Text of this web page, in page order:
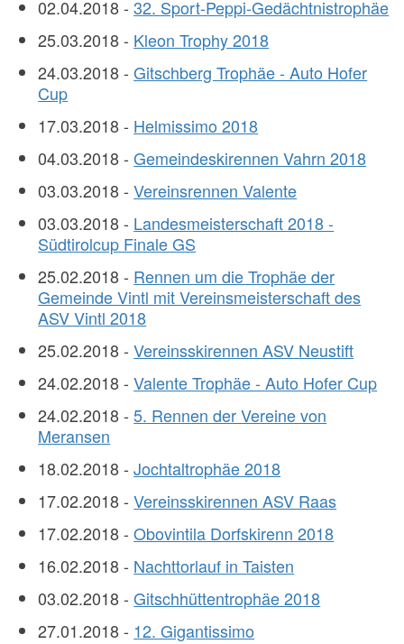
02.04.2018 -32. Sport-Peppi-Gedächtnistrophäe
25.03.2018 - Kleon Trophy 2018
24.03.2018 -Gitschberg Trophäe - Auto Hofer
Cup
17.03.2018 - Helmissimo 2018
04.03.2018 -Gemeindeskirennen Vahrn 2018
03.03.2018 -Vereinsrennen Valente
03.03.2018 - Landesmeisterschaft 2018 -
Südtirolcup Finale GS
25.02.2018 - Rennen um die Trophäe der
Gemeinde Vintl mit Vereinsmeisterschaft des
ASV Vintl 2018
25.02.2018 -Vereinsskirennen ASV Neustift
24.02.2018 -Valente Trophäe - Auto Hofer Cup
24.02.2018 -5. Rennen der Vereine von
Meransen
18.02.2018 -Jochtaltrophäe 2018
17.02.2018 -Vereinsskirennen ASV Raas
17.02.2018 -Obovintila Dorfskirenn 2018
16.02.2018 - Nachttorlauf in Taisten
03.02.2018 -Gitschhüttentrophäe 2018
27.01.2018 - 12. Gigantissimo